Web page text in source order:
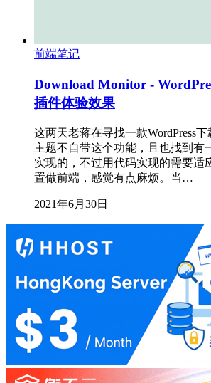
前端笔记
Download Monitor -
插件体验效果
这两天老蒋在寻找一款WordPress
主题不自带这个功能，且也找到有
实现的，不过用代码实现的需要适
置做前端，感觉有点麻烦。当…
2021年6月30日